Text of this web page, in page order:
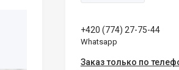
+420 (774) 27-75-44
Whatsapp
Заказ только по